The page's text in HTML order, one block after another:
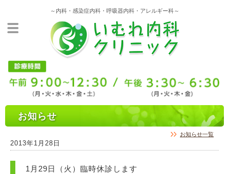
～内科・感染症内科・呼吸器内科・アレルギー科～
お知らせ
お知らせ一覧
2013年1月28日
1月29日（火）臨時休診します